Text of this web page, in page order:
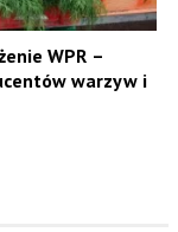
WPR –
warzyw i